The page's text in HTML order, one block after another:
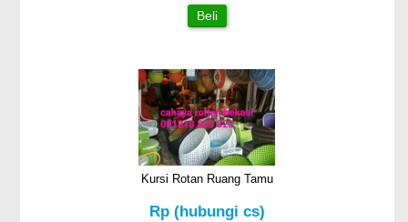
Beli
Kursi Rotan Ruang Tamu
Rp (hubungi cs)